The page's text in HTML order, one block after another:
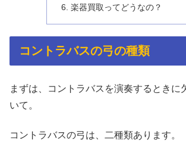
楽器買取ってどうなの？
コントラバスの弓の種類
まずは、コントラバスを演奏するときに
いて。
コントラバスの弓は、二種類あります。